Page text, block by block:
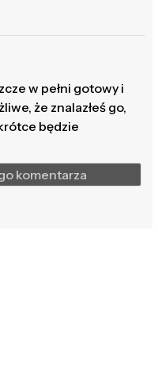
w pełni gotowy i
że znalazłeś go,
będzie
komentarza